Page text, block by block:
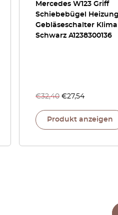
Mercedes W123 Griff
Schiebebügel Heizung
Gebläseschalter Klima
Schwarz A1238300136
€32,40 €27,54
Produkt anzeigen